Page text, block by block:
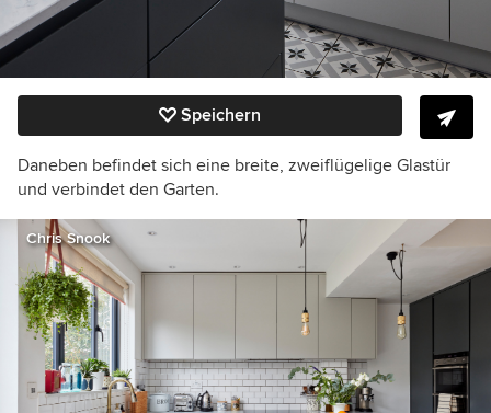
Speichern
Daneben befindet sich eine breite, zweiflügelige Glastür
und verbindet den Garten.
Chris Snook